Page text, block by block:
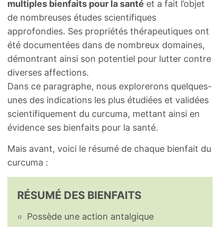
multiples bienfaits pour la santé et a fait l’objet
de nombreuses études scientifiques
approfondies. Ses propriétés thérapeutiques ont
été documentées dans de nombreux domaines,
démontrant ainsi son potentiel pour lutter contre
diverses affections.
Dans ce paragraphe, nous explorerons quelques-
unes des indications les plus étudiées et validées
scientifiquement du curcuma, mettant ainsi en
évidence ses bienfaits pour la santé.
Mais avant, voici le résumé de chaque bienfait du
curcuma :
RÉSUMÉ DES BIENFAITS
Possède une action antalgique